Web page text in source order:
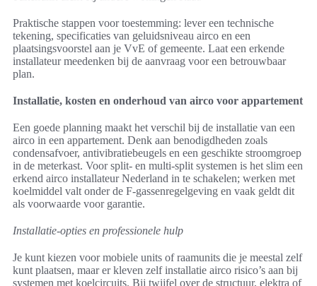
Praktische stappen voor toestemming: lever een technische
tekening, specificaties van geluidsniveau airco en een
plaatsingsvoorstel aan je VvE of gemeente. Laat een erkende
installateur meedenken bij de aanvraag voor een betrouwbaar
plan.
Installatie, kosten en onderhoud van airco voor appartement
Een goede planning maakt het verschil bij de installatie van een
airco in een appartement. Denk aan benodigdheden zoals
condensafvoer, antivibratiebeugels en een geschikte stroomgroep
in de meterkast. Voor split- en multi-split systemen is het slim een
erkend airco installateur Nederland in te schakelen; werken met
koelmiddel valt onder de F-gassenregelgeving en vaak geldt dit
als voorwaarde voor garantie.
Installatie-opties en professionele hulp
Je kunt kiezen voor mobiele units of raamunits die je meestal zelf
kunt plaatsen, maar er kleven zelf installatie airco risico’s aan bij
systemen met koelcircuits. Bij twijfel over de structuur, elektra of